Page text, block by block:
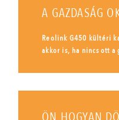
A GAZDASÁG
Reolink G450 kültéri
akkor is, ha nincs ott a